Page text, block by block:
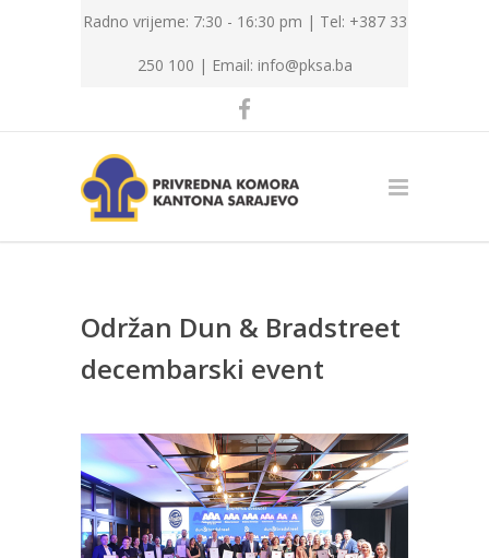
Radno vrijeme: 7:30 - 16:30 pm | Tel: +387 33
250 100 | Email: info@pksa.ba
Održan Dun & Bradstreet
decembarski event